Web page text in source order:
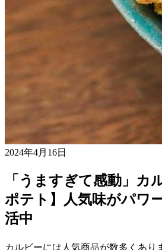
2024年4月16日
「うますぎて感動」カ
ポテト】人気味がパワ
活中
カルビーには人気商品が数多くあり